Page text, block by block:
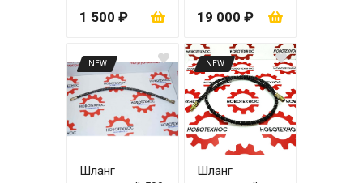
1 500 ₽ 19 000 ₽
NEW
Шланг
NEW
Шланг